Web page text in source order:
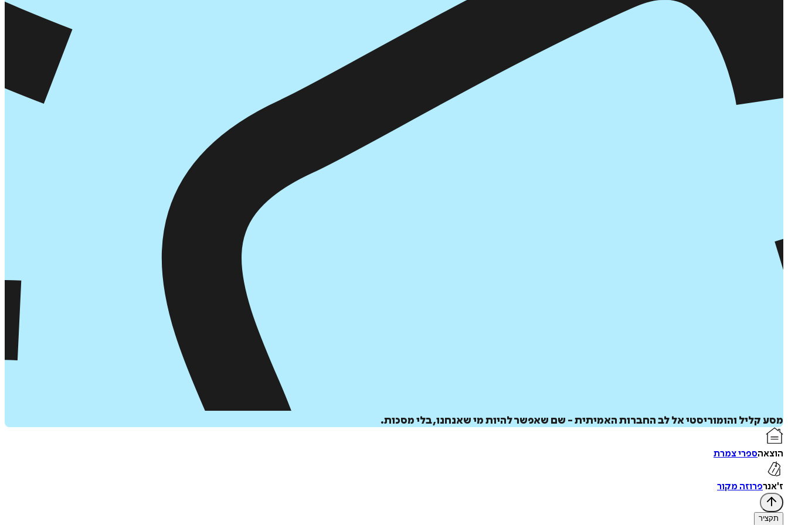
מסע קליל והומוריסטי אל לב החברות האמיתית - שם שאפשר להיות מי שאנחנו, בלי מסכות.
הוצאהספרי צמרת
ז'אנרפרוזה מקור
תקציר